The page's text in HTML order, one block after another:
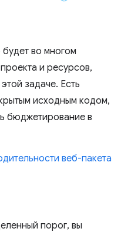
во многом
и ресурсов,
задаче. Есть
исходным кодом,
бюджетирование в
веб-пакета
порог, вы